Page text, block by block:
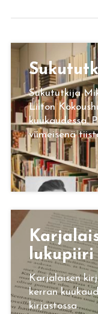
Sukututkija
Liiton
kuukaudessa.
viimeisenä
lu­ku­pii­ri
Karjalaisen
kerran
kirjastossa.